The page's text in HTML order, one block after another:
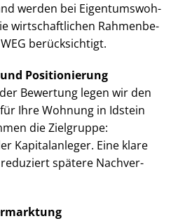
werden bei Ei­gen­tums­woh­
wirt­schaft­li­chen Rah­men­be­
berücksichtigt.
Positionierung
Bewertung legen wir den
Ihre Wohnung in Idstein
die Zielgruppe:
Kapitalanleger. Eine klare
spätere Nach­ver­